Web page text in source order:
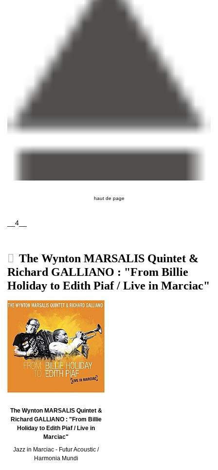
haut de page
__4__
The Wynton MARSALIS Quintet &
Richard GALLIANO : "From Billie
Holiday to Edith Piaf / Live in Marciac"
The Wynton MARSALIS Quintet &
Richard GALLIANO : "From Billie
Holiday to Edith Piaf / Live in
Marciac"
Jazz in Marciac - Futur Acoustic /
Harmonia Mundi